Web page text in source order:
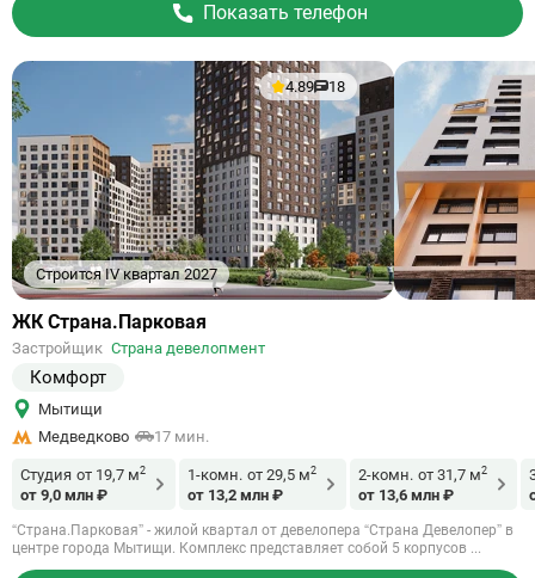
Показать телефон
Строится IV квартал 2027
4.89 18
Ссылка
объект
ЖК Страна.Парковая
Застройщик Страна девелопмент
Комфорт
Мытищи
Медведково
17 мин.
Студия от 19,7 м2
от 9,0 млн ₽
1-комн. от 29,5 м2
от 13,2 млн ₽
2-комн. от 31,7 м2
от 13,6 млн ₽
“Страна.Парковая” - жилой квартал от девелопера “Страна Девелопер” в
центре города Мытищи. Комплекс представляет собой 5 корпусов ...